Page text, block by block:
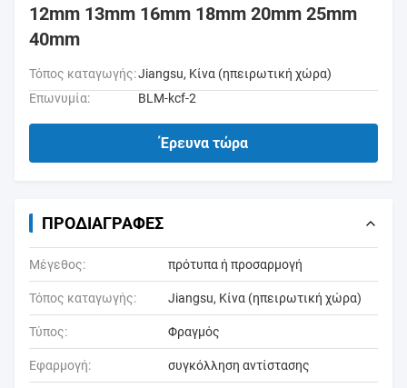
12mm 13mm 16mm 18mm 20mm 25mm
40mm
Τόπος καταγωγής:Jiangsu, Κίνα (ηπειρωτική χώρα)
Επωνυμία:
BLM-kcf-2
Έρευνα τώρα
ΠΡΟΔΙΑΓΡΑΦΈΣ
Μέγεθος: πρότυπα ή προσαρμογή
Τόπος καταγωγής: Jiangsu, Κίνα (ηπειρωτική χώρα)
Τύπος: Φραγμός
Εφαρμογή: συγκόλληση αντίστασης